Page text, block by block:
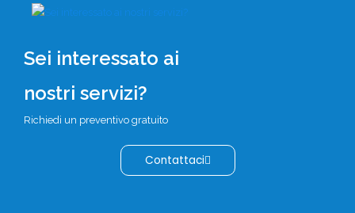
Sei interessato ai
nostri servizi?
Richiedi un preventivo gratuito
Contattaci